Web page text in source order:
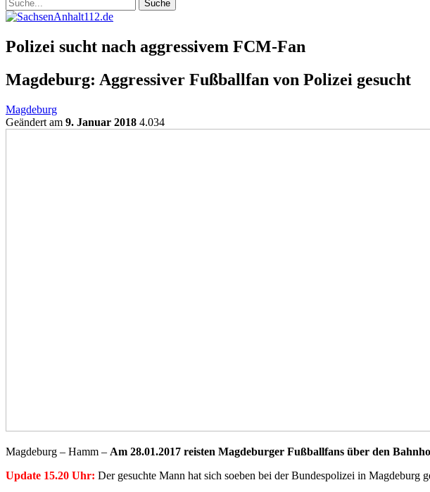
Polizei sucht nach aggressivem FCM-Fan
Magdeburg: Aggressiver Fußballfan von Polizei gesucht
Magdeburg
Geändert am 9. Januar 2018 4.034
Magdeburg – Hamm – Am 28.01.2017 reisten Magdeburger Fußballfans über den
Update 15.20 Uhr: Der gesuchte Mann hat sich soeben bei der Bundespolizei in Magdeburg